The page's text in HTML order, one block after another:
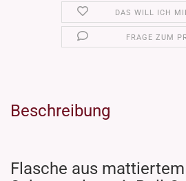
DAS WILL ICH
FRAGE ZUM
Beschreibung
Flasche aus mattiertem